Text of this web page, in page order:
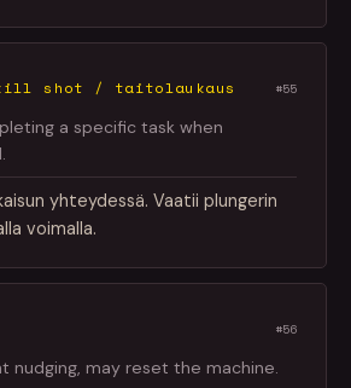
shot / taitolaukaus #55
a specific task when
yhteydessä. Vaatii plungerin
voimalla.
#56
nudging, may reset the machine.